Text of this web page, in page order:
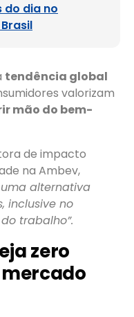
do dia no
tendência global
valorizam
mão do bem-
de impacto
na Ambev,
alternativa
inclusive no
trabalho”.
zero